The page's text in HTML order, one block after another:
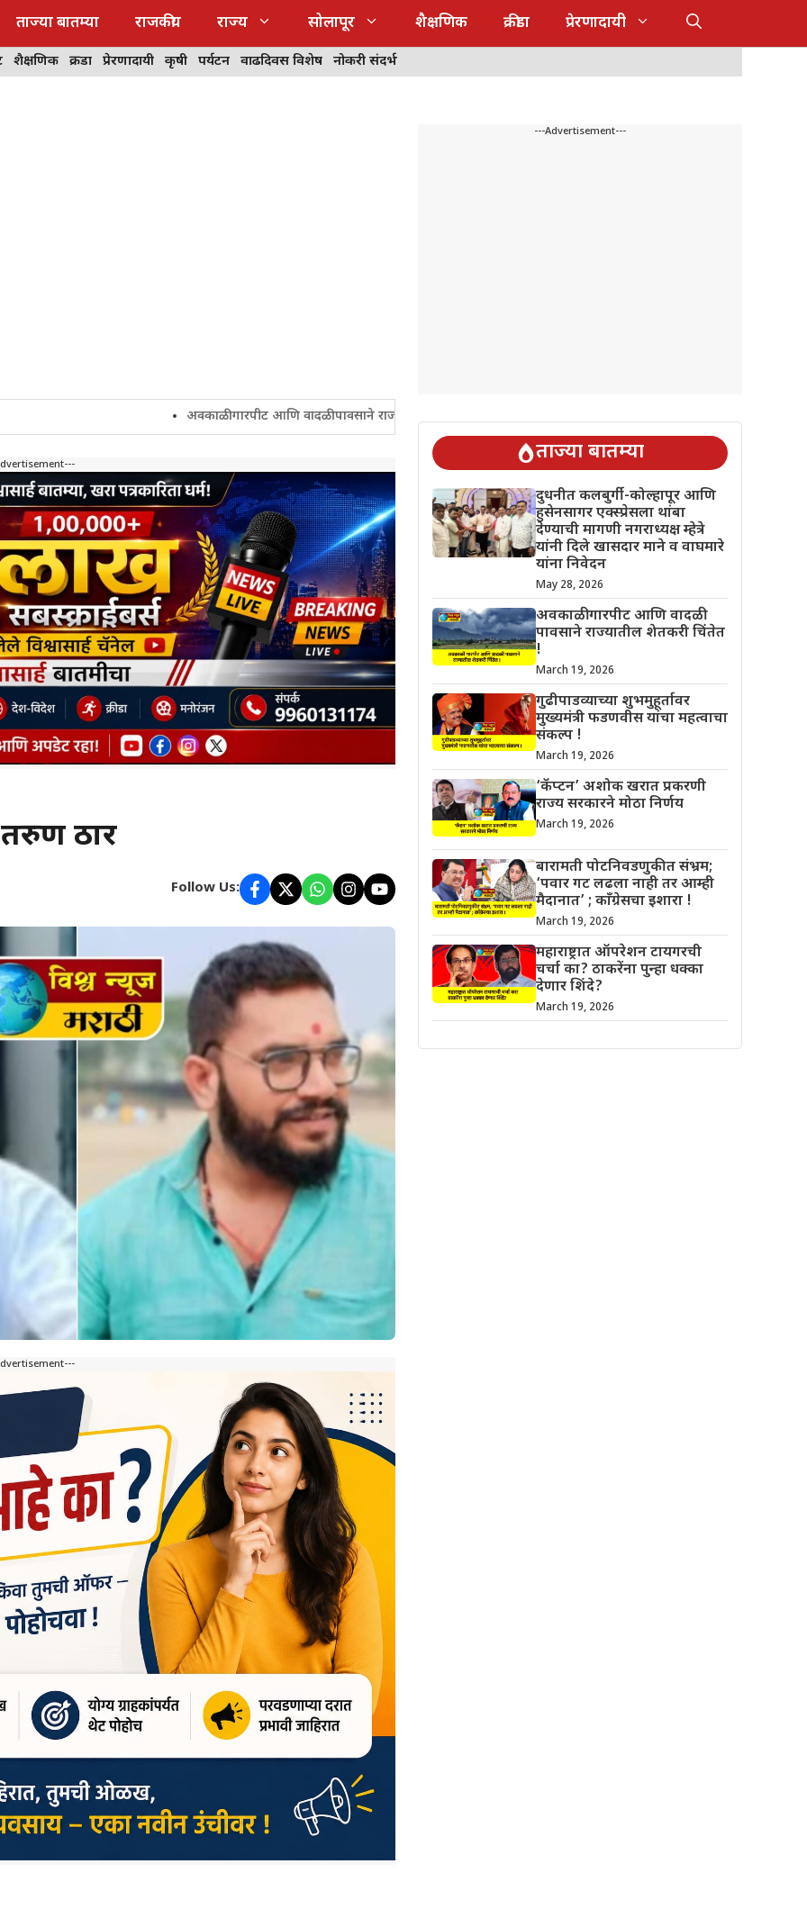
ताज्या बातम्या राजकीय राज्य सोलापूर शैक्षणिक क्रीडा प्रेरणादायी
शैक्षणिक क्रीडा प्रेरणादायी कृषी पर्यटन वाढदिवस विशेष नोकरी संदर्भ
अवकाळी गारपीट आणि वादळी पावसाने राज्यातील शेतकरी चिंतेत !
तरुण ठार
Follow Us:
---Advertisement---
ताज्या बातम्या
दुधनीत कलबुर्गी-कोल्हापूर आणि
हुसेनसागर एक्स्प्रेसला थांबा
देण्याची मागणी नगराध्यक्ष म्हेत्रे
यांनी दिले खासदार माने व वाघमारे
यांना निवेदन
May 28, 2026
अवकाळी गारपीट आणि वादळी
पावसाने राज्यातील शेतकरी चिंतेत
!
March 19, 2026
गुढीपाडव्याच्या शुभमुहूर्तावर
मुख्यमंत्री फडणवीस यांचा महत्वाचा
संकल्प !
March 19, 2026
‘कॅप्टन’ अशोक खरात प्रकरणी
राज्य सरकारने मोठा निर्णय
March 19, 2026
बारामती पोटनिवडणुकीत संभ्रम;
‘पवार गट लढला नाही तर आम्ही
मैदानात’ ; काँग्रेसचा इशारा !
March 19, 2026
महाराष्ट्रात ऑपरेशन टायगरची
चर्चा का? ठाकरेंना पुन्हा धक्का
देणार शिंदे?
March 19, 2026